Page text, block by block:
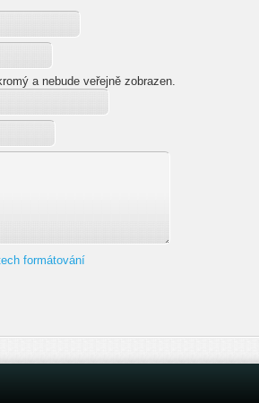
a nebude veřejně zobrazen.
formátování